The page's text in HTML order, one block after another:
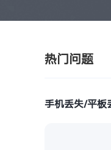
热门问题
手机丢失/平板